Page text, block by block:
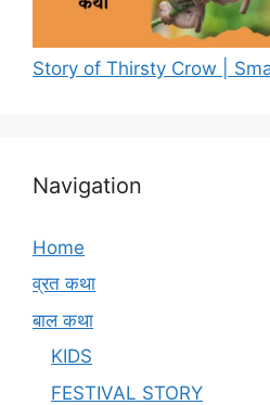
Story of Thirsty Crow |
Navigation
Home
व्रत कथा
बाल कथा
KIDS
FESTIVAL STORY